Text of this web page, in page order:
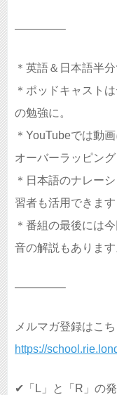
————–
＊英語＆日本語半
＊ポッドキャスト
の勉強に。
＊YouTubeでは動
オーバーラッピング
＊日本語のナレー
習者も活用できます
＊番組の最後には
音の解説もあります
————–
メルマガ登録はこ
https://
✔︎ 「L」と「R」の